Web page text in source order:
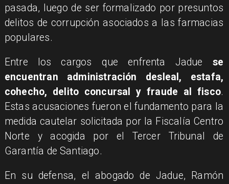
pasada, luego de ser formalizado por presuntos
delitos de corrupción asociados a las farmacias
populares.
Entre los cargos que enfrenta Jadue se
encuentran administración desleal, estafa,
cohecho, delito concursal y fraude al fisco.
Estas acusaciones fueron el fundamento para la
medida cautelar solicitada por la Fiscalía Centro
Norte y acogida por el Tercer Tribunal de
Garantía de Santiago.
En su defensa, el abogado de Jadue, Ramón